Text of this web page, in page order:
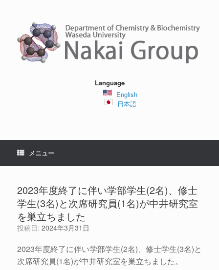
Language
English
日本語
メニュー
2023年度終了に伴い学部学生(2名)、修士
学生(3名)と次席研究員(1名)が中井研究室
を巣立ちました
投稿日: 2024年3月31日
2023年度終了に伴い学部学生(2名)、修士学生(3名)と
次席研究員(1名)が中井研究室を巣立ちました。